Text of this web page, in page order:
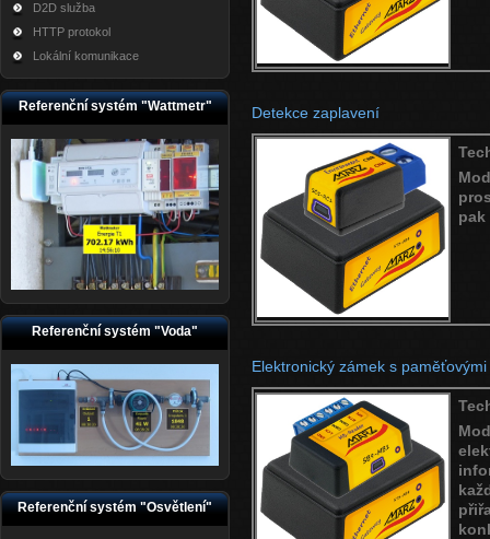
D2D služba
HTTP protokol
Lokální komunikace
Referenční systém "Wattmetr"
Referenční systém "Voda"
Referenční systém "Osvětlení"
Detekce zaplavení
Elektronický zámek s